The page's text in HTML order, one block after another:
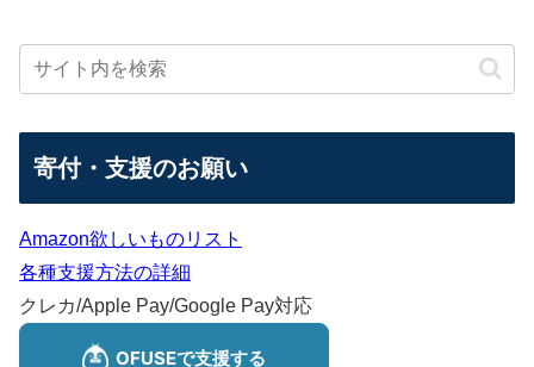
寄付・支援のお願い
Amazon欲しいものリスト
各種支援方法の詳細
クレカ/Apple Pay/Google Pay対応